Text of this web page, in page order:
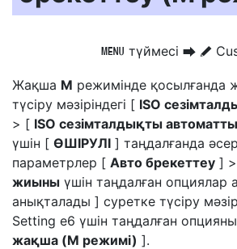
G түймесі U A
Жақша M режимінде қосылғанда
түсіру мәзіріндегі [ ISO
> [ ISO сезімталдықты
үшін [ ӨШІРУЛІ ] таңдалғанда
параметрлер [ Авто брекеттеу ]
жиыны үшін таңдалған опциялар
анықталады ] суретке түсіру
Setting e6 үшін таңдалған
жақша (M режимі) ].